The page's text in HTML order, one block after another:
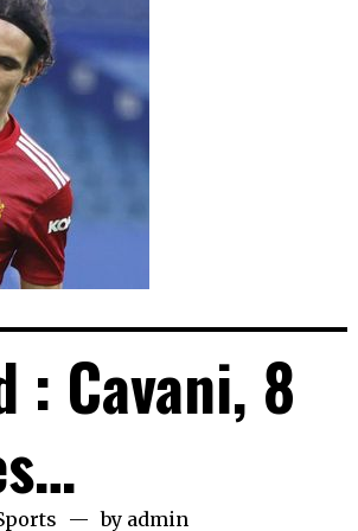
: Cavani, 8
by admin